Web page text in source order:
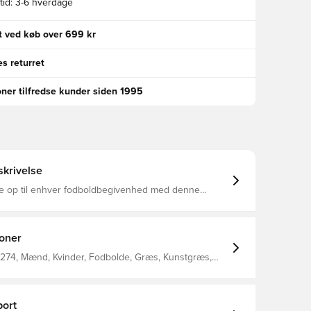
3-6 hverdage
ved køb over 699 kr
returret
tilfredse kunder siden 1995
op til enhver fodboldbegivenhed med denne
oppustet i længere tid, så du kan træne lige så
maestroen. Blære - 125: 100% Abs /
Gummi Maskinsyet konstruktion Butylblære
Mænd, Kvinder, Fodbolde, Græs, Kunstgræs,